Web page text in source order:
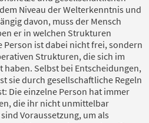
Niveau der Welterkenntnis und
davon, muss der Mensch
er in welchen Strukturen
Person ist dabei nicht frei, sondern
Strukturen, die sich im
Selbst bei Entscheidungen,
sie durch gesellschaftliche Regeln
Die einzelne Person hat immer
die ihr nicht unmittelbar
Voraussetzung, um als